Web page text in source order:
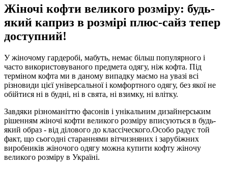
Універсальна кофта на
кожен день, яка легко
поєднується з джинсами,
брюками або спідницею.
Прямий крій, жіночні
французький трикотаж
забезпечують комфортну
посадку та охайний вигляд
у будь-якій ситуації.
Жіночі кофти великого розміру: будь-
який каприз в розмірі плюс-сайз тепер
доступний!
У жіночому гардеробі, мабуть, немає більш популярного і
часто використовуваного предмета одягу, ніж кофта. Під
терміном кофта ми в даному випадку маємо на увазі всі
різновиди цієї універсальної і комфортного одягу, без якої не
обійтися ні в будні, ні в свята, ні взимку, ні влітку.
Завдяки різноманіттю фасонів і унікальним дизайнерським
рішенням жіночі кофти великого розміру вписуються в будь-
який образ - від ділового до классіческого.Особо радує той
факт, що сьогодні стараннями вітчизняних і зарубіжних
виробників жіночого одягу можна купити кофту жіночу
великого розміру в Україні.